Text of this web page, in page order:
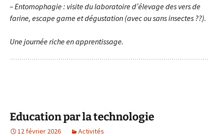
– Entomophagie : visite du laboratoire d’élevage des vers de
farine, escape game et dégustation (avec ou sans insectes ??).
Une journée riche en apprentissage.
Education par la technologie
12 février 2026 Activités